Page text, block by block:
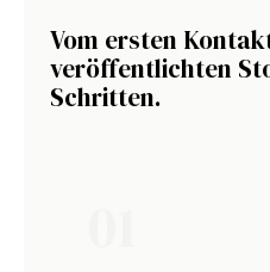
Vom ersten
veröffentlichten
Schritten.